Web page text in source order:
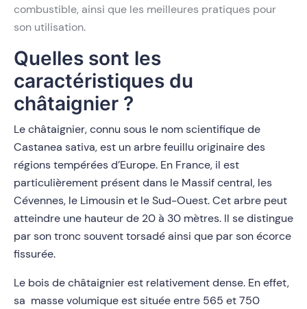
combustible, ainsi que les meilleures pratiques pour
son utilisation.
Quelles sont les
caractéristiques du
châtaignier ?
Le châtaignier, connu sous le nom scientifique de
Castanea sativa, est un arbre feuillu originaire des
régions tempérées d’Europe. En France, il est
particulièrement présent dans le Massif central, les
Cévennes, le Limousin et le Sud-Ouest. Cet arbre peut
atteindre une hauteur de 20 à 30 mètres. Il se distingue
par son tronc souvent torsadé ainsi que par son écorce
fissurée.
Le bois de châtaignier est relativement dense. En effet,
sa masse volumique est située entre 565 et 750